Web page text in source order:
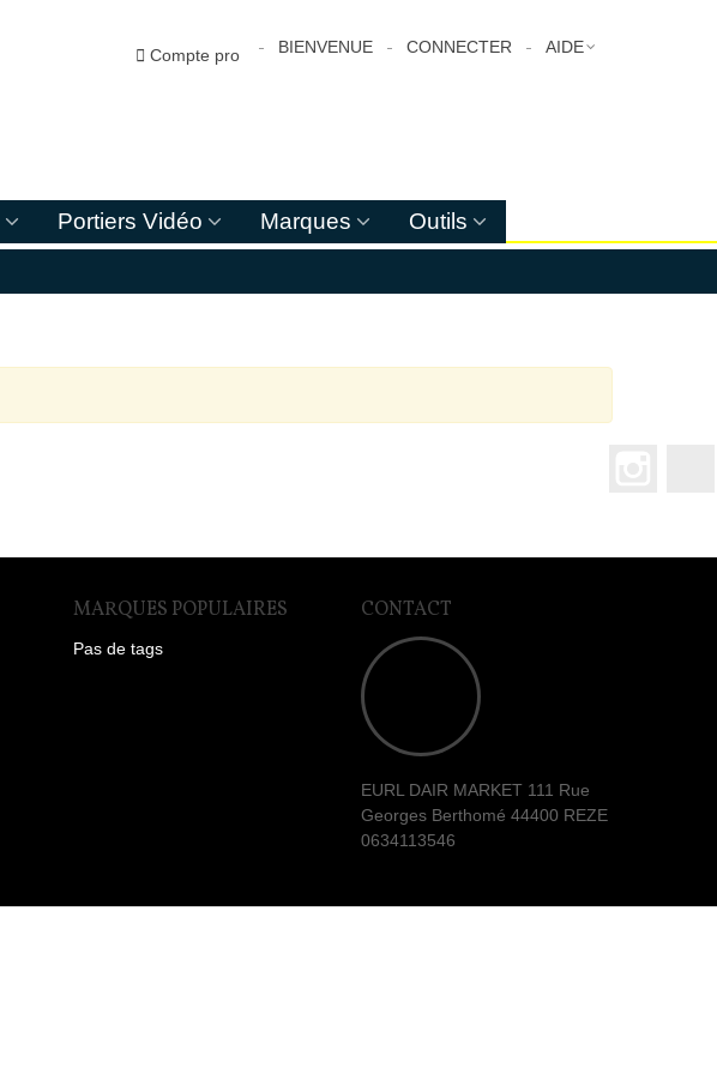
 Compte pro BIENVENUE CONNECTER AIDE
Portiers Vidéo Marques Outils
MARQUES POPULAIRES
Pas de tags
CONTACT
EURL DAIR MARKET 111 Rue
Georges Berthomé 44400 REZE
0634113546